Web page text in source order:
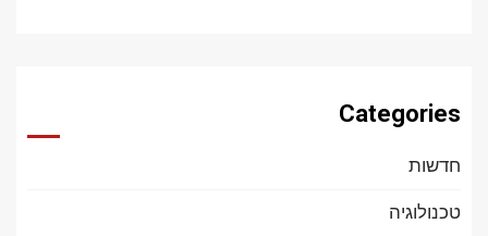
Categories
חדשות
טכנולוגיה